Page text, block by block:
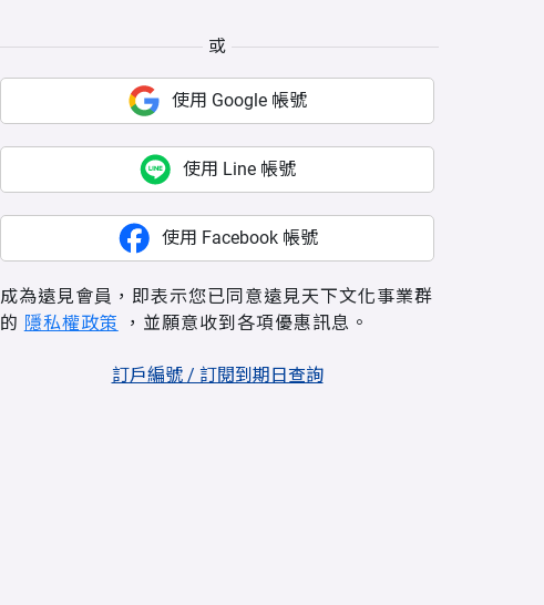
或
使用 Google 帳號
使用 Line 帳號
使用 Facebook 帳號
成為遠見會員，即表示您已同意遠見天下文化事業群
的 隱私權政策 ，並願意收到各項優惠訊息。
訂戶編號 / 訂閱到期日查詢